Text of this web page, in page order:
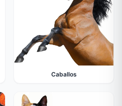
Caballos